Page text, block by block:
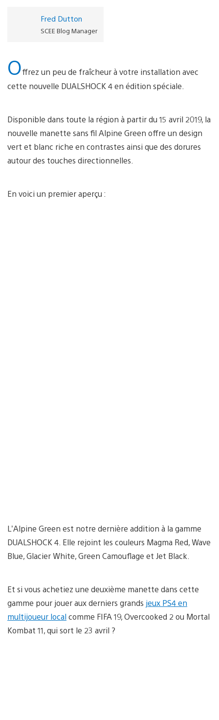
Fred Dutton
SCEE Blog Manager
Offrez un peu de fraîcheur à votre installation avec
cette nouvelle DUALSHOCK 4 en édition spéciale.
Disponible dans toute la région à partir du 15 avril 2019, la
nouvelle manette sans fil Alpine Green offre un design
vert et blanc riche en contrastes ainsi que des dorures
autour des touches directionnelles.
En voici un premier aperçu :
L’Alpine Green est notre dernière addition à la gamme
DUALSHOCK 4. Elle rejoint les couleurs Magma Red, Wave
Blue, Glacier White, Green Camouflage et Jet Black.
Et si vous achetiez une deuxième manette dans cette
gamme pour jouer aux derniers grands jeux PS4 en
multijoueur localcomme FIFA 19, Overcooked 2 ou Mortal
Kombat 11, qui sort le 23 avril ?